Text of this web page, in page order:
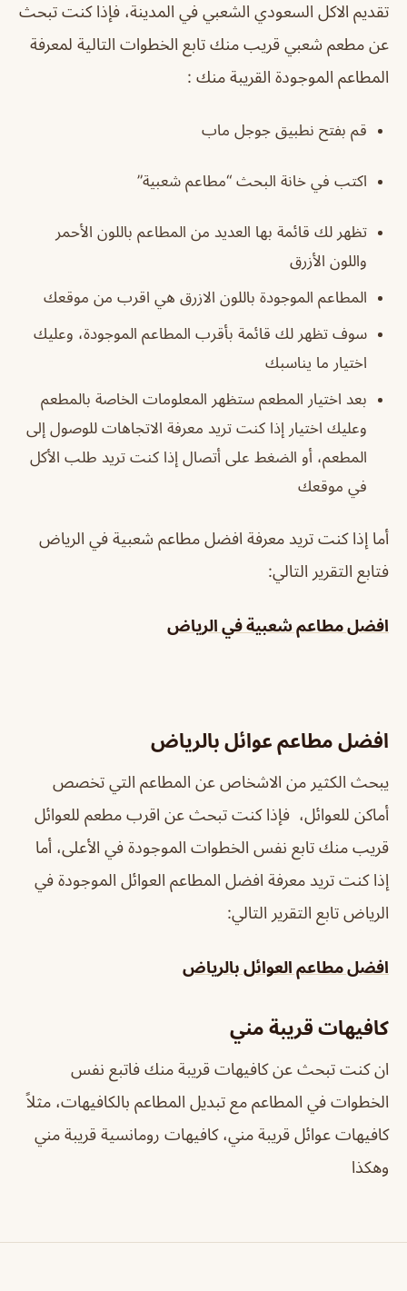
تقديم الاكل السعودي الشعبي في المدينة، فإذا كنت تبحث
عن مطعم شعبي قريب منك تابع الخطوات التالية لمعرفة
المطاعم الموجودة القريبة منك :
قم بفتح نطبيق جوجل ماب
اكتب في خانة البحث “مطاعم شعبية”
تظهر لك قائمة بها العديد من المطاعم باللون الأحمر
واللون الأزرق
المطاعم الموجودة باللون الازرق هي اقرب من موقعك
سوف تظهر لك قائمة بأقرب المطاعم الموجودة، وعليك
اختيار ما يناسبك
بعد اختيار المطعم ستظهر المعلومات الخاصة بالمطعم
وعليك اختيار إذا كنت تريد معرفة الاتجاهات للوصول إلى
المطعم، أو الضغط على أتصال إذا كنت تريد طلب الأكل
في موقعك
أما إذا كنت تريد معرفة افضل مطاعم شعبية في الرياض
فتابع التقرير التالي:
افضل مطاعم شعبية في الرياض
افضل مطاعم عوائل بالرياض
يبحث الكثير من الاشخاص عن المطاعم التي تخصص
أماكن للعوائل، فإذا كنت تبحث عن اقرب مطعم للعوائل
قريب منك تابع نفس الخطوات الموجودة في الأعلى، أما
إذا كنت تريد معرفة افضل المطاعم العوائل الموجودة في
الرياض تابع التقرير التالي:
افضل مطاعم العوائل بالرياض
كافيهات قريبة مني
ان كنت تبحث عن كافيهات قريبة منك فاتبع نفس
الخطوات في المطاعم مع تبديل المطاعم بالكافيهات، مثلاً
كافيهات عوائل قريبة مني، كافيهات رومانسية قريبة مني
وهكذا